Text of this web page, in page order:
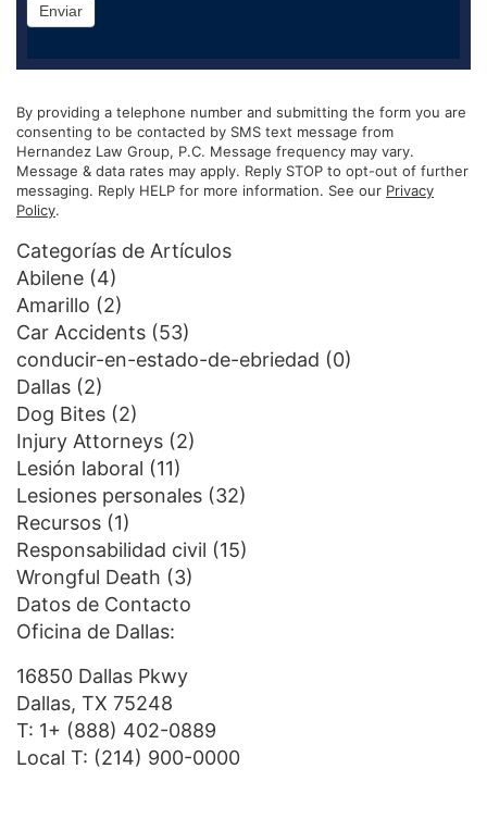
Enviar
By providing a telephone number and submitting the form you are
consenting to be contacted by SMS text message from
Hernandez Law Group, P.C. Message frequency may vary.
Message & data rates may apply. Reply STOP to opt-out of further
messaging. Reply HELP for more information. See our Privacy
Policy.
Categorías de Artículos
Abilene (4)
Amarillo (2)
Car Accidents (53)
conducir-en-estado-de-ebriedad (0)
Dallas (2)
Dog Bites (2)
Injury Attorneys (2)
Lesión laboral (11)
Lesiones personales (32)
Recursos (1)
Responsabilidad civil (15)
Wrongful Death (3)
Datos de Contacto
Oficina de Dallas:
16850 Dallas Pkwy
Dallas, TX 75248
T: 1+ (888) 402-0889
Local T: (214) 900-0000